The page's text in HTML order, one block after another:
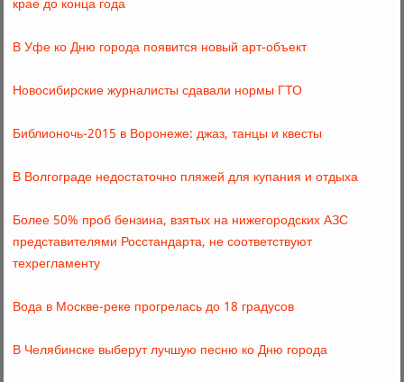
крае до конца года
В Уфе ко Дню города появится новый арт-объект
Новосибирские журналисты сдавали нормы ГТО
Библионочь-2015 в Воронеже: джаз, танцы и квесты
В Волгограде недостаточно пляжей для купания и отдыха
Более 50% проб бензина, взятых на нижегородских АЗС
представителями Росстандарта, не соответствуют
техрегламенту
Вода в Москве-реке прогрелась до 18 градусов
В Челябинске выберут лучшую песню ко Дню города